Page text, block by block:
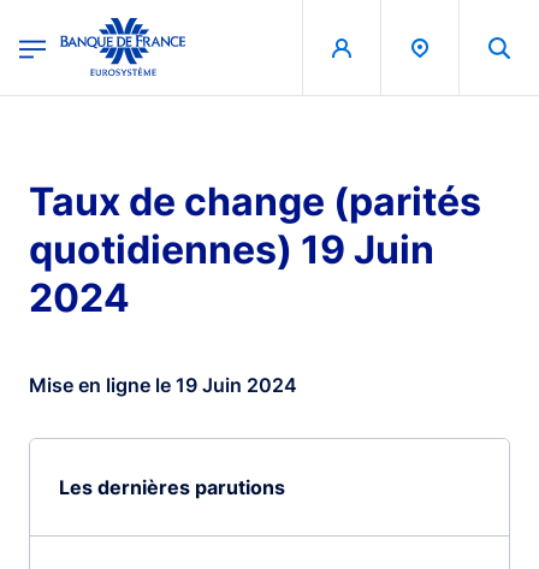
Banque de France - Menu Principal
Taux de change (parités
quotidiennes) 19 Juin
2024
Mise en ligne le 19 Juin 2024
Les dernières parutions